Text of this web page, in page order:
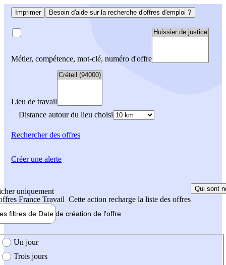
Imprimer Besoin d'aide sur la recherche d'offres d'emploi ?
Métier, compétence, mot-clé, numéro d'offre
Lieu de travail
Distance autour du lieu choisi
Rechercherdes offres
uniquement
France Travail Cette action recharge la liste des offres
Qui sont
filtres de Date de création de l'offre
création de l'offre
Un jour
Trois jours
Créer une alerte